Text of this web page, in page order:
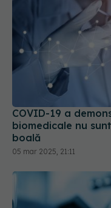
COVID-19 a
biomedicale nu
boală
05 mar 2025, 21:11